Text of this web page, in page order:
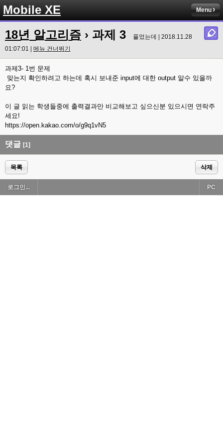
Mobile XE Menu
18년 알고리즘 › 과제 3
풀었는데 | 2018.11.28
01:07:01 | 메뉴 건너뛰기
과제3- 1번 문제
맞는지 확인하려고 하는데 혹시 보내준 input에 대한 output 알수 있을까
요?
이 글 읽는 학생들중에 출력결과만 비교해보고 싶으신분 있으시면 연락주
세요!
https://open.kakao.com/o/g9q1vN5
댓글 [1]
목록 삭제
로그인... PC